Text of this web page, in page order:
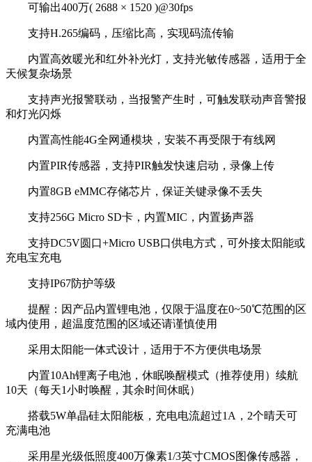
可输出400万( 2688 × 1520 )@30fps
支持H.265编码，压缩比高，实现码流传输
内置高效暖光和红外补光灯，支持光敏传感器，适用于全
天候复杂场景
支持声光报警联动，当报警产生时，可触发联动声音警报
和灯光闪烁
内置高性能4G全网通模块，安装不再受限于有线网
内置PIR传感器，支持PIR触发快速启动，录像上传
内置8GB eMMC存储芯片，保证关键录像不丢失
支持256G Micro SD卡，内置MIC，内置扬声器
支持DC5V圆口+Micro USB口供电方式，可外接太阳能或
充电宝充电
支持IP67防护等级
提醒：因产品内置锂电池，仅限于温度在0~50℃范围的区
域内使用，超温度范围的区域还请谨慎使用
采用太阳能一体式设计，适用于不方便供电场景
内置10Ah锂离子电池，休眠唤醒模式（推荐使用）续航
10天（每天1小时唤醒，其余时间休眠）
搭载5W单晶硅太阳能板，充电电流超过1A，2个晴天可
充满电池
采用星光级低照度400万像素1/3英寸CMOS图像传感器，